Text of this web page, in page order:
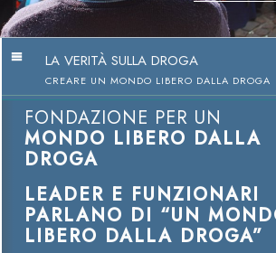
LA VERITÀ SULLA DROGA
CREARE UN MONDO LIBERO DALLA DROGA
FONDAZIONE PER UN
MONDO LIBERO DALLA
DROGA
LEADER E FUNZIONARI
PARLANO DI “UN
LIBERO DALLA DROGA”